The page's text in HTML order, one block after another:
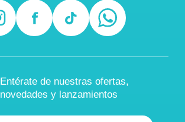
Entérate de nuestras ofertas,
novedades y lanzamientos